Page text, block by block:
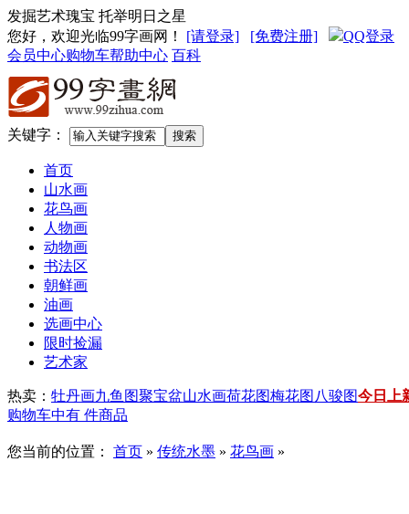
发掘艺术瑰宝 托举明日之星
您好，欢迎光临99字画网 ！ [请登录] [免费注册]
QQ登录
会员中心购物车帮助中心 百科
关键字：
首页
山水画
花鸟画
人物画
动物画
书法区
朝鲜画
油画
选画中心
限时捡漏
艺术家
热卖： 牡丹画九鱼图聚宝盆山水画荷花图梅花图 八骏图今日上
购物车中有 件商品
您当前的位置： 首页 » 传统水墨 » 花鸟画 »